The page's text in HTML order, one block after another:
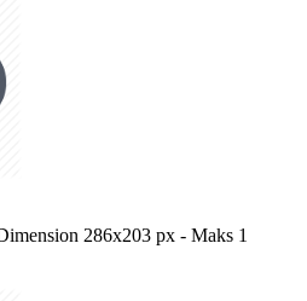
286x203 px - Maks 1